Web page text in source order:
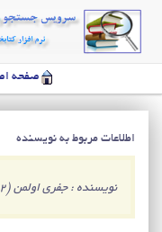
صفحه
اطلاعات مربوط به نویسنده
نویسنده : جفری اولمن (1942)